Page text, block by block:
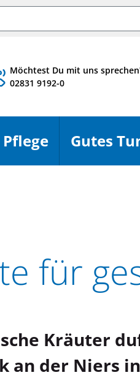
Möchtest Du mit uns
02831 9192-0
öffnen
Pflege
Menü
Gutes
für
Kräuter
an der Niers